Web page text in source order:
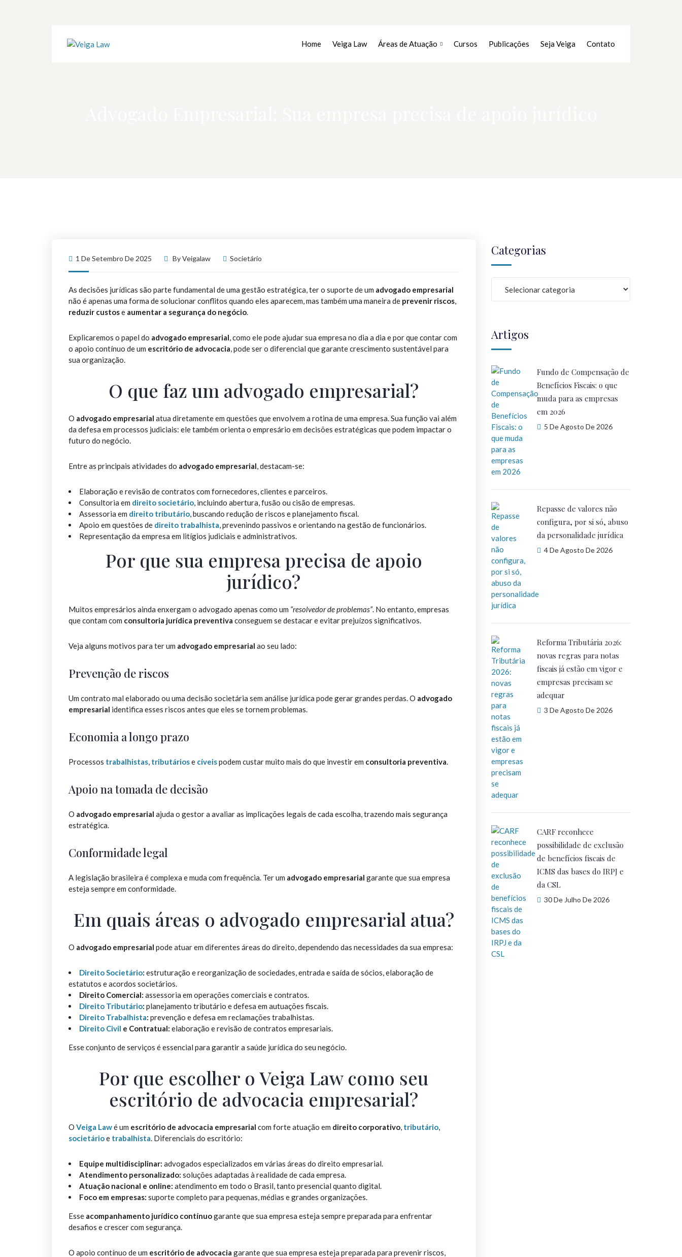
Home Veiga Law Áreas de Atuação Cursos Publicações Seja Veiga Contato
1 De Setembro De 2025 ByVeigalaw Societário
As decisões jurídicas são parte fundamental de uma gestão estratégica, ter o suporte de um advogado empresarial
não é apenas uma forma de solucionar conflitos quando eles aparecem, mas também uma maneira de prevenir riscos,
reduzir custose aumentar a segurança do negócio.
Explicaremos o papel do advogado empresarial, como ele pode ajudar sua empresa no dia a dia e por que contar com
o apoio contínuo de um escritório de advocacia, pode ser o diferencial que garante crescimento sustentável para
sua organização.
O que faz um advogado empresarial?
O advogado empresarial atua diretamente em questões que envolvem a rotina de uma empresa. Sua função vai além
da defesa em processos judiciais: ele também orienta o empresário em decisões estratégicas que podem impactar o
futuro do negócio.
Entre as principais atividades do advogado empresarial, destacam-se:
Elaboração e revisão de contratos com fornecedores, clientes e parceiros.
Consultoria em direito societário, incluindo abertura, fusão ou cisão de empresas.
Assessoria em direito tributário, buscando redução de riscos e planejamento fiscal.
Apoio em questões de direito trabalhista, prevenindo passivos e orientando na gestão de funcionários.
Representação da empresa em litígios judiciais e administrativos.
Por que sua empresa precisa de apoio
jurídico?
Muitos empresários ainda enxergam o advogado apenas como um “resolvedor de problemas”. No entanto, empresas
que contam com consultoria jurídica preventiva conseguem se destacar e evitar prejuízos significativos.
Veja alguns motivos para ter um advogado empresarial ao seu lado:
Prevenção de riscos
Um contrato mal elaborado ou uma decisão societária sem análise jurídica pode gerar grandes perdas. O advogado
empresarial identifica esses riscos antes que eles se tornem problemas.
Economia a longo prazo
Processos trabalhistas, tributáriose cíveispodem custar muito mais do que investir em consultoria preventiva.
Apoio na tomada de decisão
O advogado empresarial ajuda o gestor a avaliar as implicações legais de cada escolha, trazendo mais segurança
estratégica.
Conformidade legal
A legislação brasileira é complexa e muda com frequência. Ter um advogado empresarial garante que sua empresa
esteja sempre em conformidade.
Em quais áreas o advogado empresarial atua?
O advogado empresarial pode atuar em diferentes áreas do direito, dependendo das necessidades da sua empresa:
Direito Societário: estruturação e reorganização de sociedades, entrada e saída de sócios, elaboração de
estatutos e acordos societários.
Direito Comercial: assessoria em operações comerciais e contratos.
Direito Tributário: planejamento tributário e defesa em autuações fiscais.
Direito Trabalhista: prevenção e defesa em reclamações trabalhistas.
Direito Civil e Contratual: elaboração e revisão de contratos empresariais.
Esse conjunto de serviços é essencial para garantir a saúde jurídica do seu negócio.
Por que escolher o Veiga Law como seu
escritório de advocacia empresarial?
O Veiga Lawé um escritório de advocacia empresarial com forte atuação em direito corporativo, tributário,
societárioe trabalhista. Diferenciais do escritório:
Equipe multidisciplinar: advogados especializados em várias áreas do direito empresarial.
Atendimento personalizado: soluções adaptadas à realidade de cada empresa.
Atuação nacional e online: atendimento em todo o Brasil, tanto presencial quanto digital.
Foco em empresas: suporte completo para pequenas, médias e grandes organizações.
Esse acompanhamento jurídico contínuogarante que sua empresa esteja sempre preparada para enfrentar
desafios e crescer com segurança.
O apoio contínuo de um escritório de advocacia garante que sua empresa esteja preparada para prevenir riscos,
Categorias
Artigos
Fundo de Compensação de
Benefícios Fiscais: o que
muda para as empresas
em 2026
5 De Agosto De 2026
Repasse de valores não
configura, por si só, abuso
da personalidade jurídica
4 De Agosto De 2026
Reforma Tributária 2026:
novas regras para notas
fiscais já estão em vigor e
empresas precisam se
adequar
3 De Agosto De 2026
CARF reconhece
possibilidade de exclusão
de benefícios fiscais de
ICMS das bases do IRPJ e
da CSL
30 De Julho De 2026